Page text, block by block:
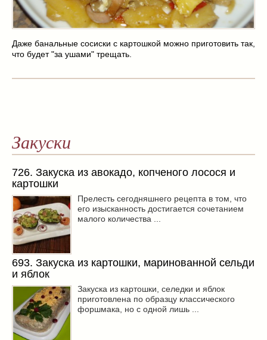
Масленица
(17)
пироги(8)
торты(12)
запекаем(11)
разное(6)
салаты
(11)
соусы(1)
Супы(1)
тушеное(3)
Заначка на зиму!(29)
Грибы(5)
Напитки(3)
Овощные заготовки(11)
Сладкие заготовки
Даже банальные сосиски с картошкой можно приготовить так,
что будет "за ушами" трещать.
Закуски
726. Закуска из авокадо, копченого лосося и
картошки
Прелесть сегодняшнего рецепта в том, что
его изысканность достигается сочетанием
малого количества ...
693. Закуска из картошки, маринованной сельди
и яблок
Закуска из картошки, селедки и яблок
приготовлена по образцу классического
форшмака, но с одной лишь ...